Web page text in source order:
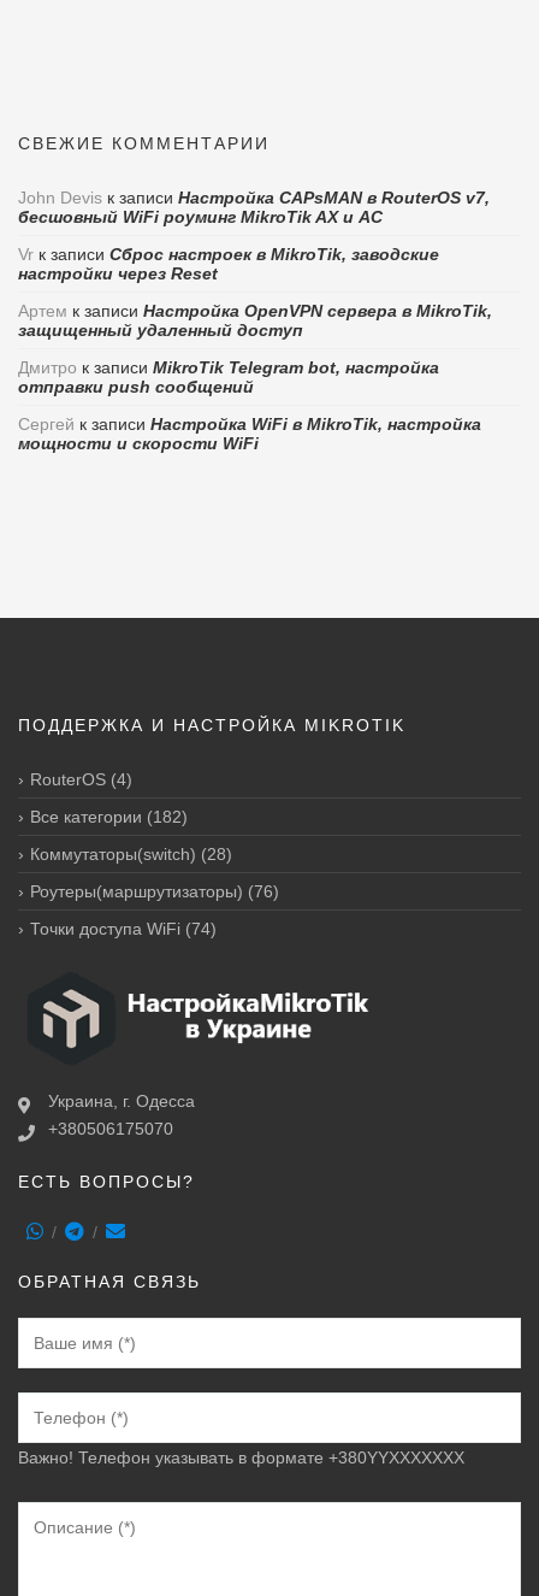
СВЕЖИЕ КОММЕНТАРИИ
John Devis к записи Настройка CAPsMAN в RouterOS v7,
бесшовный WiFi роуминг MikroTik AX и AC
Vr к записи Сброс настроек в MikroTik, заводские
настройки через Reset
Артем к записи Настройка OpenVPN сервера в MikroTik,
защищенный удаленный доступ
Дмитро к записи MikroTik Telegram bot, настройка
отправки push сообщений
Сергей к записи Настройка WiFi в MikroTik, настройка
мощности и скорости WiFi
ПОДДЕРЖКА И НАСТРОЙКА MIKROTIK
RouterOS (4)
Все категории (182)
Коммутаторы(switch) (28)
Роутеры(маршрутизаторы) (76)
Точки доступа WiFi (74)
Украина, г. Одесса
+380506175070
ЕСТЬ ВОПРОСЫ?
ОБРАТНАЯ СВЯЗЬ
Важно! Телефон указывать в формате +380YYXXXXXXX